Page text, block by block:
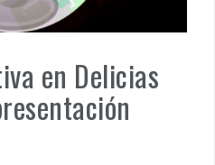
en Delicias